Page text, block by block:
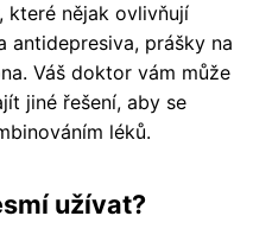
které nějak ovlivňují
antidepresiva, prášky na
Váš doktor vám může
jiné řešení, aby se
léků.
užívat?